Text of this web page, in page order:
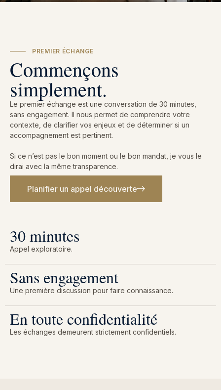
PREMIER ÉCHANGE
Commençons
simplement.
Le premier échange est une conversation de 30 minutes,
sans engagement. Il nous permet de comprendre votre
contexte, de clarifier vos enjeux et de déterminer si un
accompagnement est pertinent.
Si ce n’est pas le bon moment ou le bon mandat, je vous le
dirai avec la même transparence.
Planifier un appel découverte
30 minutes
Appel exploratoire.
Sans engagement
Une première discussion pour faire connaissance.
En toute confidentialité
Les échanges demeurent strictement confidentiels.